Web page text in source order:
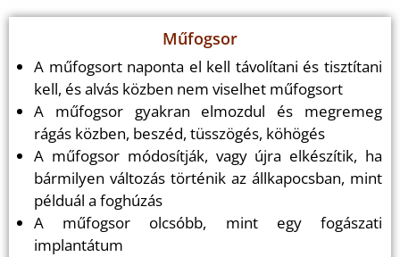
Műfogsor
A műfogsort naponta el kell távolítani és tisztítani
kell, és alvás közben nem viselhet műfogsort
A műfogsor gyakran elmozdul és megremeg
rágás közben, beszéd, tüsszögés, köhögés
A műfogsor módosítják, vagy újra elkészítik, ha
bármilyen változás történik az állkapocsban, mint
példuál a foghúzás
A műfogsor olcsóbb, mint egy fogászati
implantátum